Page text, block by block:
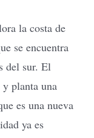
la costa de
se encuentra
del sur. El
y planta una
es una nueva
ya es